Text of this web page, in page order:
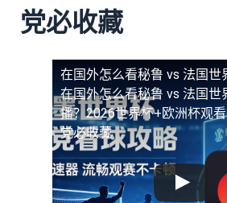
党必收藏
在国外怎么看秘鲁 vs 法国世
在国外怎么看秘鲁 vs 法国世
播？2026世界杯+欧洲杯观
党必收藏